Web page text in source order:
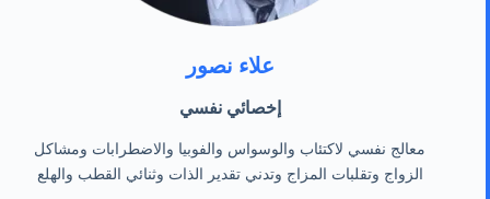
علاء نصور
إخصائي نفسي
معالج نفسي لاكتئاب والوسواس والفوبيا والاضطرابات ومشاكل
الزواج وتقلبات المزاج وتدني تقدير الذات وثنائي القطب والهلع